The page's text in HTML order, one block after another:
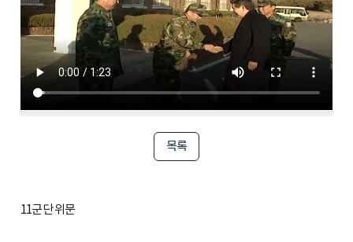
목록
11군단 위문